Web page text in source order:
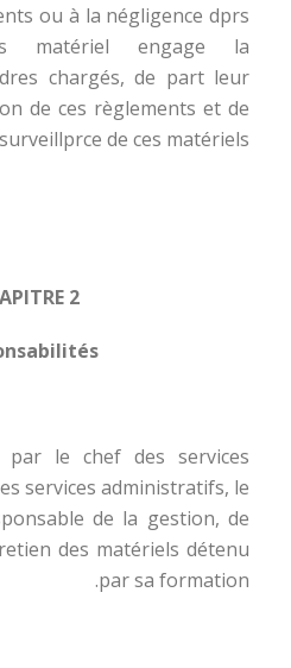
ou à la négligence dprs
matériel engage la
chargés, de part leur
de ces règlements et de
de ces matériels.
2
Responsabilités
le chef des services
services administratifs, le
de la gestion, de
des matériels détenu
par sa formation.